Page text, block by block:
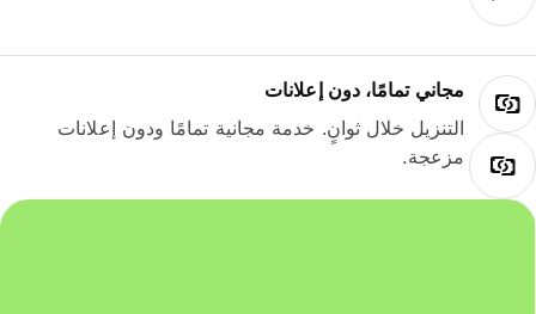
مجاني تمامًا، دون إعلانات
التنزيل خلال ثوانٍ. خدمة مجانية تمامًا ودون إعلانات
مزعجة.